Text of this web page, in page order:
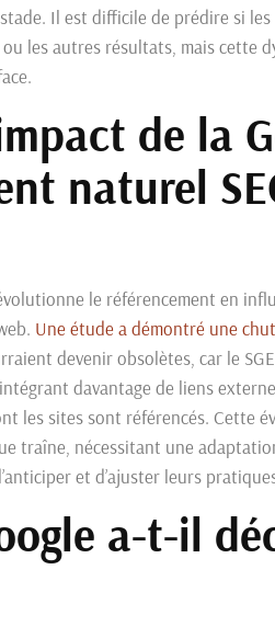
Il est difficile de prédire si
les autres résultats, mais cette
de la
naturel
le référencement en
Une étude a démontré une
devenir obsolètes, car le
davantage de liens
les sites sont référencés. Cette
traîne, nécessitant une
et d’ajuster leurs
a-t-il